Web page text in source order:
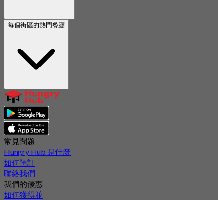
每個街區的熱門餐廳
常見問題
Hungry Hub 是什麼
如何預訂
聯絡我們
我們的優惠
如何獲得並